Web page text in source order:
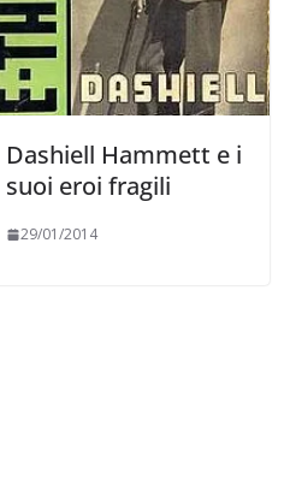
Dashiell Hammett e i
suoi eroi fragili
29/01/2014